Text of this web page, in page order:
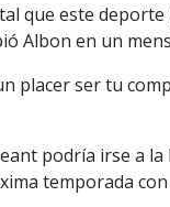
que este
Albon en un
placer ser tu
podría irse a
temporada